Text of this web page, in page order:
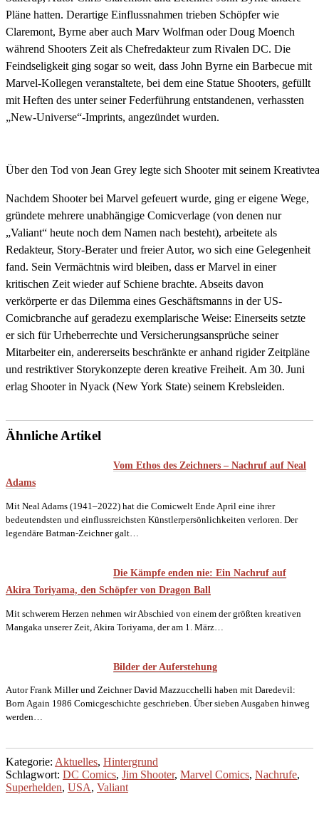
Pläne hatten. Derartige Einflussnahmen trieben Schöpfer wie
Claremont, Byrne aber auch Marv Wolfman oder Doug Moench
während Shooters Zeit als Chefredakteur zum Rivalen DC. Die
Feindseligkeit ging sogar so weit, dass John Byrne ein Barbecue mit
Marvel-Kollegen veranstaltete, bei dem eine Statue Shooters, gefüllt
mit Heften des unter seiner Federführung entstandenen, verhassten
„New-Universe“-Imprints, angezündet wurden.
Über den Tod von Jean Grey legte sich Shooter mit seinem
Nachdem Shooter bei Marvel gefeuert wurde, ging er eigene Wege,
gründete mehrere unabhängige Comicverlage (von denen nur
„Valiant“ heute noch dem Namen nach besteht), arbeitete als
Redakteur, Story-Berater und freier Autor, wo sich eine Gelegenheit
fand. Sein Vermächtnis wird bleiben, dass er Marvel in einer
kritischen Zeit wieder auf Schiene brachte. Abseits davon
verkörperte er das Dilemma eines Geschäftsmanns in der US-
Comicbranche auf geradezu exemplarische Weise: Einerseits setzte
er sich für Urheberrechte und Versicherungsansprüche seiner
Mitarbeiter ein, andererseits beschränkte er anhand rigider Zeitpläne
und restriktiver Storykonzepte deren kreative Freiheit. Am 30. Juni
erlag Shooter in Nyack (New York State) seinem Krebsleiden.
Ähnliche Artikel
Vom Ethos des Zeichners – Nachruf auf Neal
Adams
Mit Neal Adams (1941–2022) hat die Comicwelt Ende April eine ihrer
bedeutendsten und einflussreichsten Künstlerpersönlichkeiten verloren. Der
legendäre Batman-Zeichner galt…
Die Kämpfe enden nie: Ein Nachruf auf
Akira Toriyama, den Schöpfer von Dragon Ball
Mit schwerem Herzen nehmen wir Abschied von einem der größten kreativen
Mangaka unserer Zeit, Akira Toriyama, der am 1. März…
Bilder der Auferstehung
Autor Frank Miller und Zeichner David Mazzucchelli haben mit Daredevil:
Born Again 1986 Comicgeschichte geschrieben. Über sieben Ausgaben hinweg
werden…
Kategorie: Aktuelles, Hintergrund
Schlagwort: DC Comics, Jim Shooter, Marvel Comics, Nachrufe,
Superhelden, USA, Valiant